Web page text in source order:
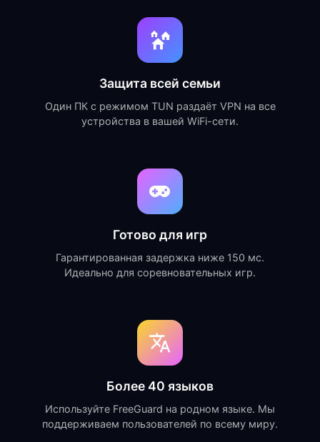
Защита всей семьи
Один ПК с режимом TUN раздаёт VPN на все
устройства в вашей WiFi-сети.
Готово для игр
Гарантированная задержка ниже 150 мс.
Идеально для соревновательных игр.
Более 40 языков
Используйте FreeGuard на родном языке. Мы
поддерживаем пользователей по всему миру.